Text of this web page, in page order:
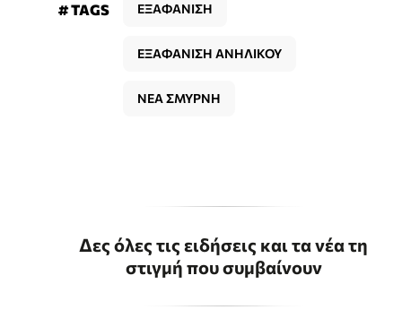
# TAGS ΕΞΑΦΑΝΙΣΗ
ΕΞΑΦΑΝΙΣΗ ΑΝΗΛΙΚΟΥ
ΝΕΑ ΣΜΥΡΝΗ
Δες όλες τις ειδήσεις και τα νέα τη
στιγμή που συμβαίνουν